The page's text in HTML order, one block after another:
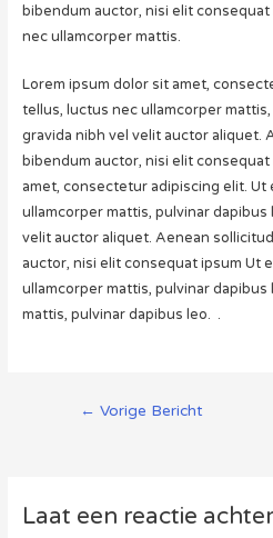
bibendum auctor, nisi elit
nec ullamcorper mattis.
Lorem ipsum dolor sit amet,
tellus, luctus nec ullamcorper
gravida nibh vel velit auctor aliquet.
bibendum auctor, nisi elit
amet, consectetur adipiscing elit. Ut
ullamcorper mattis, pulvinar dapibus
velit auctor aliquet. Aenean
auctor, nisi elit consequat ipsum Ut
ullamcorper mattis, pulvinar
mattis, pulvinar dapibus leo. .
Berichtnavigatie
← Vorige Bericht
Laat een reactie achter